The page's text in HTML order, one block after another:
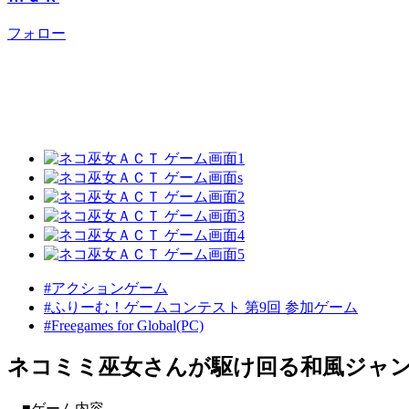
フォロー
#アクションゲーム
#ふりーむ！ゲームコンテスト 第9回 参加ゲーム
#Freegames for Global(PC)
ネコミミ巫女さんが駆け回る和風ジャ